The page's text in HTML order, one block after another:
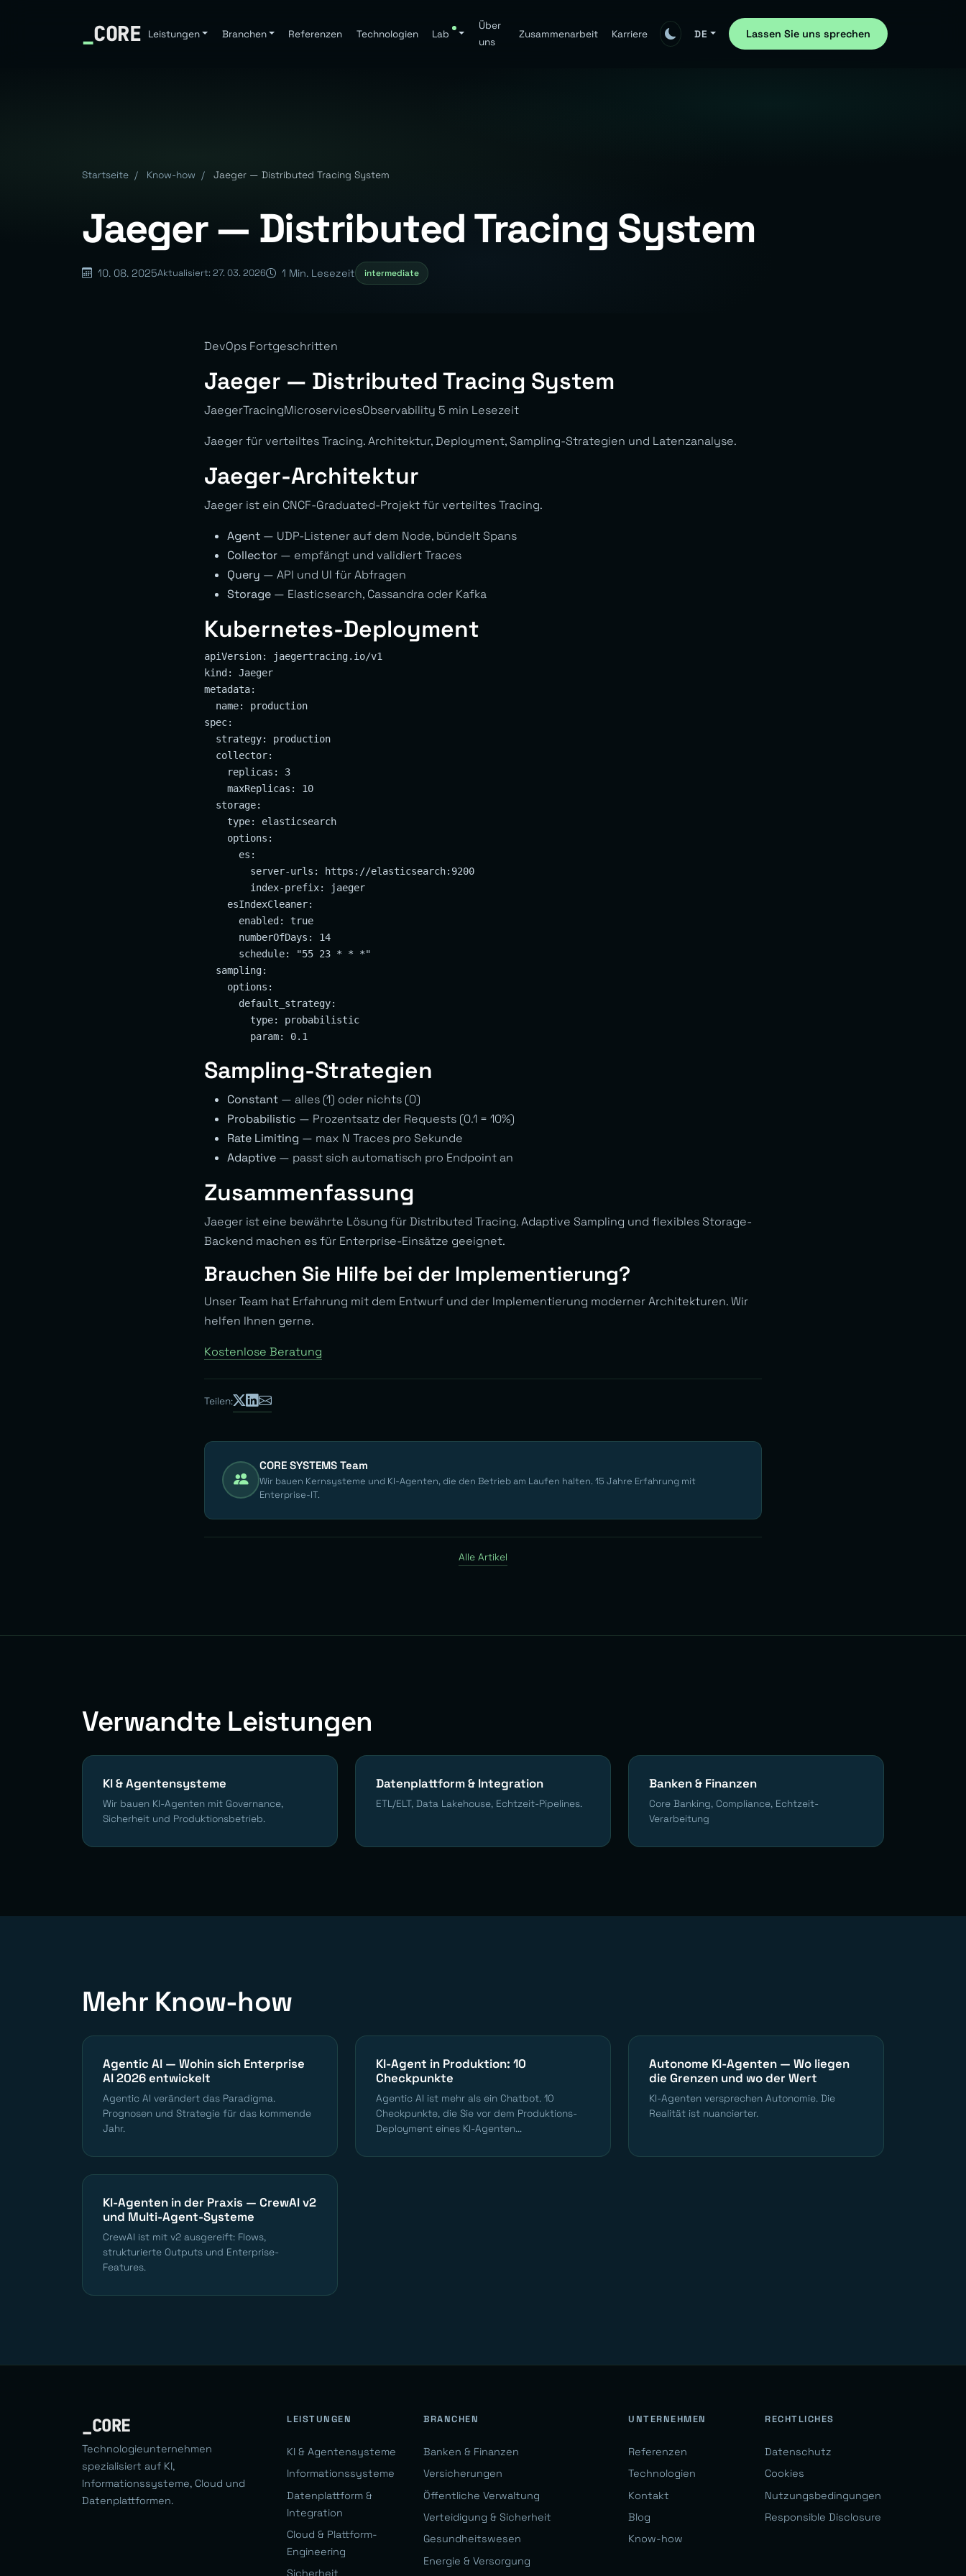
_CORE Leistungen Branchen Referenzen Technologien Lab
Über
uns
Zusammenarbeit Karriere DE Lassen Sie uns sprechen
Startseite / Know-how / Jaeger — Distributed Tracing System
Jaeger — Distributed Tracing System
10. 08. 2025Aktualisiert: 27. 03. 2026 1 Min. Lesezeit intermediate
DevOps Fortgeschritten
Jaeger — Distributed Tracing System
JaegerTracingMicroservicesObservability 5 min Lesezeit
Jaeger für verteiltes Tracing. Architektur, Deployment, Sampling-Strategien und Latenzanalyse.
Jaeger-Architektur
Jaeger ist ein CNCF-Graduated-Projekt für verteiltes Tracing.
Agent — UDP-Listener auf dem Node, bündelt Spans
Collector — empfängt und validiert Traces
Query — API und UI für Abfragen
Storage — Elasticsearch, Cassandra oder Kafka
Kubernetes-Deployment
apiVersion: jaegertracing.io/v1
kind: Jaeger
metadata:
  name: production
spec:
  strategy: production
  collector:
    replicas: 3
    maxReplicas: 10
  storage:
    type: elasticsearch
    options:
      es:
        server-urls: https://elasticsearch:9200
        index-prefix: jaeger
    esIndexCleaner:
      enabled: true
      numberOfDays: 14
      schedule: "55 23 * * *"
  sampling:
    options:
      default_strategy:
        type: probabilistic
Sampling-Strategien
Constant — alles (1) oder nichts (0)
Probabilistic — Prozentsatz der Requests (0.1 = 10%)
Rate Limiting — max N Traces pro Sekunde
Adaptive — passt sich automatisch pro Endpoint an
Zusammenfassung
Jaeger ist eine bewährte Lösung für Distributed Tracing. Adaptive Sampling und flexibles Storage-
Backend machen es für Enterprise-Einsätze geeignet.
Brauchen Sie Hilfe bei der Implementierung?
Unser Team hat Erfahrung mit dem Entwurf und der Implementierung moderner Architekturen. Wir
helfen Ihnen gerne.
Kostenlose Beratung
Teilen:
CORE SYSTEMS Team
Wir bauen Kernsysteme und KI-Agenten, die den Betrieb am Laufen halten. 15 Jahre Erfahrung mit
Enterprise-IT.
Alle Artikel
Verwandte Leistungen
KI & Agentensysteme
Wir bauen KI-Agenten mit Governance,
Sicherheit und Produktionsbetrieb.
Datenplattform & Integration
ETL/ELT, Data Lakehouse, Echtzeit-Pipelines.
Banken & Finanzen
Core Banking, Compliance, Echtzeit-
Verarbeitung
Mehr Know-how
Agentic AI — Wohin sich Enterprise
AI 2026 entwickelt
Agentic AI verändert das Paradigma.
Prognosen und Strategie für das kommende
Jahr.
KI-Agent in Produktion: 10
Checkpunkte
Agentic AI ist mehr als ein Chatbot. 10
Checkpunkte, die Sie vor dem Produktions-
Deployment eines KI-Agenten...
Autonome KI-Agenten — Wo liegen
die Grenzen und wo der Wert
KI-Agenten versprechen Autonomie. Die
Realität ist nuancierter.
KI-Agenten in der Praxis — CrewAI v2
und Multi-Agent-Systeme
CrewAI ist mit v2 ausgereift: Flows,
strukturierte Outputs und Enterprise-
Features.
_CORE
Technologieunternehmen
spezialisiert auf KI,
Informationssysteme, Cloud und
Datenplattformen.
LEISTUNGEN
KI & Agentensysteme
Informationssysteme
Datenplattform &
Integration
Cloud & Plattform-
Engineering
BRANCHEN
Banken & Finanzen
Versicherungen
Öffentliche Verwaltung
Verteidigung & Sicherheit
Gesundheitswesen
Energie & Versorgung
UNTERNEHMEN
Referenzen
Technologien
Kontakt
Blog
Know-how
RECHTLICHES
Datenschutz
Cookies
Nutzungsbedingungen
Responsible Disclosure